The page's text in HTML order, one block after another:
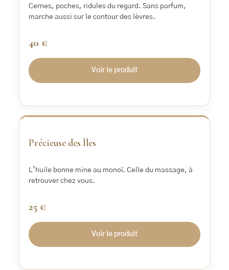
Cernes, poches, ridules du regard. Sans parfum,
marche aussi sur le contour des lèvres.
40 €
Voir le produit
‹ ›
Précieuse des Îles
L’huile bonne mine au monoï. Celle du massage, à
retrouver chez vous.
25 €
Voir le produit